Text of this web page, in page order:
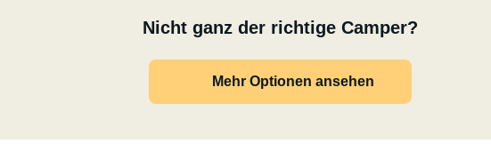
Nicht ganz der richtige Camper?
Mehr Optionen ansehen